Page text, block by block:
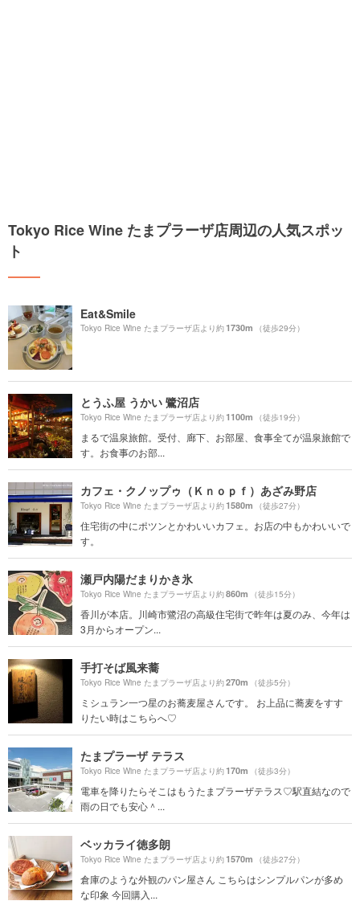
Tokyo Rice Wine たまプラーザ店周辺の人気スポッ
ト
Eat&Smile
Tokyo Rice Wine たまプラーザ店より約1730m （徒歩29分）
とうふ屋 うかい 鷺沼店
Tokyo Rice Wine たまプラーザ店より約1100m （徒歩19分）
まるで温泉旅館。受付、廊下、お部屋、食事全てが温泉旅館で
す。お食事のお部...
カフェ・クノップゥ（Ｋｎｏｐｆ）あざみ野店
Tokyo Rice Wine たまプラーザ店より約1580m （徒歩27分）
住宅街の中にポツンとかわいいカフェ。お店の中もかわいいで
す。
瀬戸内陽だまりかき氷
Tokyo Rice Wine たまプラーザ店より約860m （徒歩15分）
香川が本店。川崎市鷺沼の高級住宅街で昨年は夏のみ、今年は
3月からオープン...
手打そば風来蕎
Tokyo Rice Wine たまプラーザ店より約270m （徒歩5分）
ミシュラン一つ星のお蕎麦屋さんです。 お上品に蕎麦をすす
りたい時はこちらへ♡
たまプラーザ テラス
Tokyo Rice Wine たまプラーザ店より約170m （徒歩3分）
電車を降りたらそこはもうたまプラーザテラス♡駅直結なので
雨の日でも安心＾...
ベッカライ徳多朗
Tokyo Rice Wine たまプラーザ店より約1570m （徒歩27分）
倉庫のような外観のパン屋さん こちらはシンプルパンが多め
な印象 今回購入...